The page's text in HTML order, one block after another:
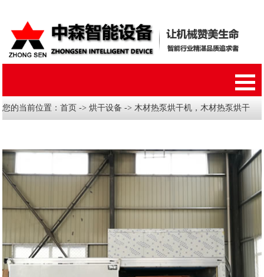
您的当前位置： 首页 -> 烘干设备 -> 木材热泵烘干机，木材热泵烘干